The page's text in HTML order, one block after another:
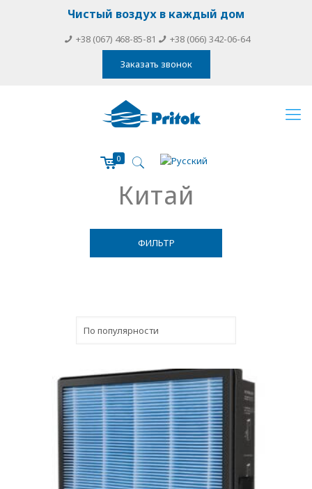
Чистый воздух в каждый дом
+38 (067) 468-85-81
+38 (066) 342-06-64
Заказать звонок
0
Китай
ФИЛЬТР
В наличии